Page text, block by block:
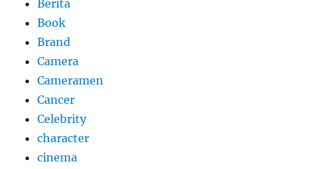
Berita
Book
Brand
Camera
Cameramen
Cancer
Celebrity
character
cinema